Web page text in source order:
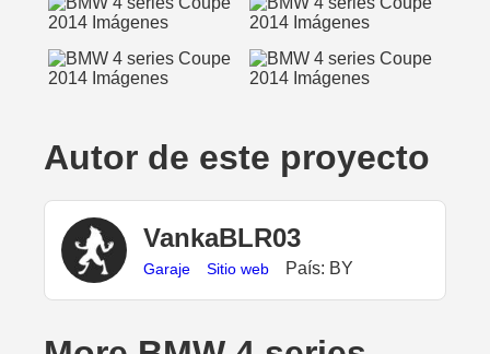
Autor de este proyecto
VankaBLR03
Garaje Sitio web País: BY